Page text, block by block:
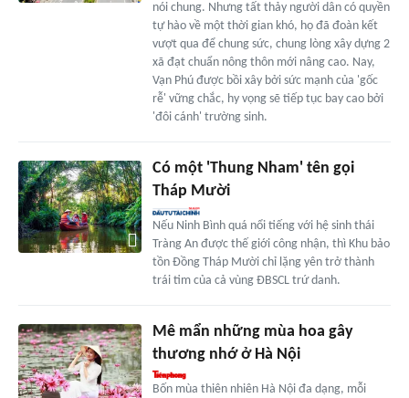
nói chung. Nhưng tất thảy người dân có quyền
tự hào về một thời gian khó, họ đã đoàn kết
vượt qua để chung sức, chung lòng xây dựng 2
xã đạt chuẩn nông thôn mới nâng cao. Nay,
Vạn Phú được bồi xây bởi sức mạnh của 'gốc
rễ' vững chắc, hy vọng sẽ tiếp tục bay cao bởi
'đôi cánh' trường sinh.
Có một 'Thung Nham' tên gọi
Tháp Mười
Nếu Ninh Bình quá nổi tiếng với hệ sinh thái
Tràng An được thế giới công nhận, thì Khu bảo
tồn Đồng Tháp Mười chỉ lặng yên trở thành
trái tim của cả vùng ĐBSCL trứ danh.
Mê mẩn những mùa hoa gây
thương nhớ ở Hà Nội
Bốn mùa thiên nhiên Hà Nội đa dạng, mỗi